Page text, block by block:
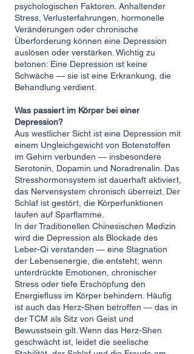
psychologischen Faktoren. Anhaltender
Stress, Verlusterfahrungen, hormonelle
Veränderungen oder chronische
Überforderung können eine Depression
auslösen oder verstärken. Wichtig zu
betonen: Eine Depression ist keine
Schwäche — sie ist eine Erkrankung, die
Behandlung verdient.
Was passiert im Körper bei einer
Depression?
Aus westlicher Sicht ist eine Depression mit
einem Ungleichgewicht von Botenstoffen
im Gehirn verbunden — insbesondere
Serotonin, Dopamin und Noradrenalin. Das
Stresshormonsystem ist dauerhaft aktiviert,
das Nervensystem chronisch überreizt. Der
Schlaf ist gestört, die Körperfunktionen
laufen auf Sparflamme.
In der Traditionellen Chinesischen Medizin
wird die Depression als Blockade des
Leber-Qi verstanden — eine Stagnation
der Lebensenergie, die entsteht, wenn
unterdrückte Emotionen, chronischer
Stress oder tiefe Erschöpfung den
Energiefluss im Körper behindern. Häufig
ist auch das Herz-Shen betroffen — das in
der TCM als Sitz von Geist und
Bewusstsein gilt. Wenn das Herz-Shen
geschwächt ist, leidet die seelische